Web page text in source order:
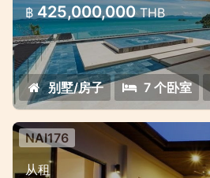
7卧室海景奢华泳池别墅
฿ 425,000,000THB
别墅/房子 7 个卧室
NAI176
从租